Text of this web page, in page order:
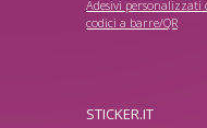
Adesivi personalizzati
codici a barre/QR
STICKER.IT